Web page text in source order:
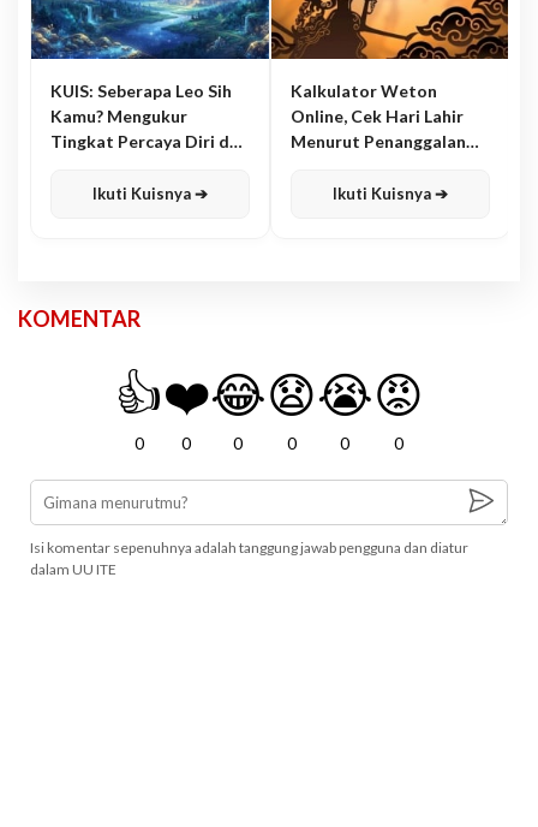
KUIS: Seberapa Leo Sih
Kamu? Mengukur
Tingkat Percaya Diri dan
Ikuti Kuisnya ➔
Kalkulator Weton
Online, Cek Hari Lahir
Menurut Penanggalan
Ikuti Kuisnya ➔
KOMENTAR
👍
0
❤️
0
😂
0
😧
0
😭
0
😡
0
Isi komentar sepenuhnya adalah tanggung jawab pengguna dan diatur
dalam UU ITE